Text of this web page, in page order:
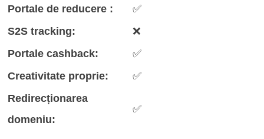
Portale de reducere :
✅
S2S tracking:
❌
Portale cashback:
✅
Creativitate proprie:
✅
Redirecționarea
domeniu:
✅